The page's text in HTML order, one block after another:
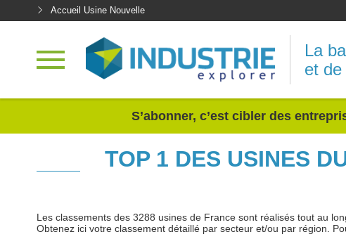
Accueil Usine Nouvelle
La
et
S’abonner, c’est cibler des
TOP 1 DES USINES
Les classements des 3288 usines de France sont réalisés tout au
Obtenez ici votre classement détaillé par secteur et/ou par région.